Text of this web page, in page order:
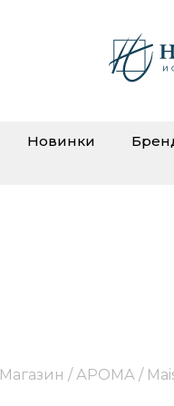
Новинки
Магазин /АРОМА /